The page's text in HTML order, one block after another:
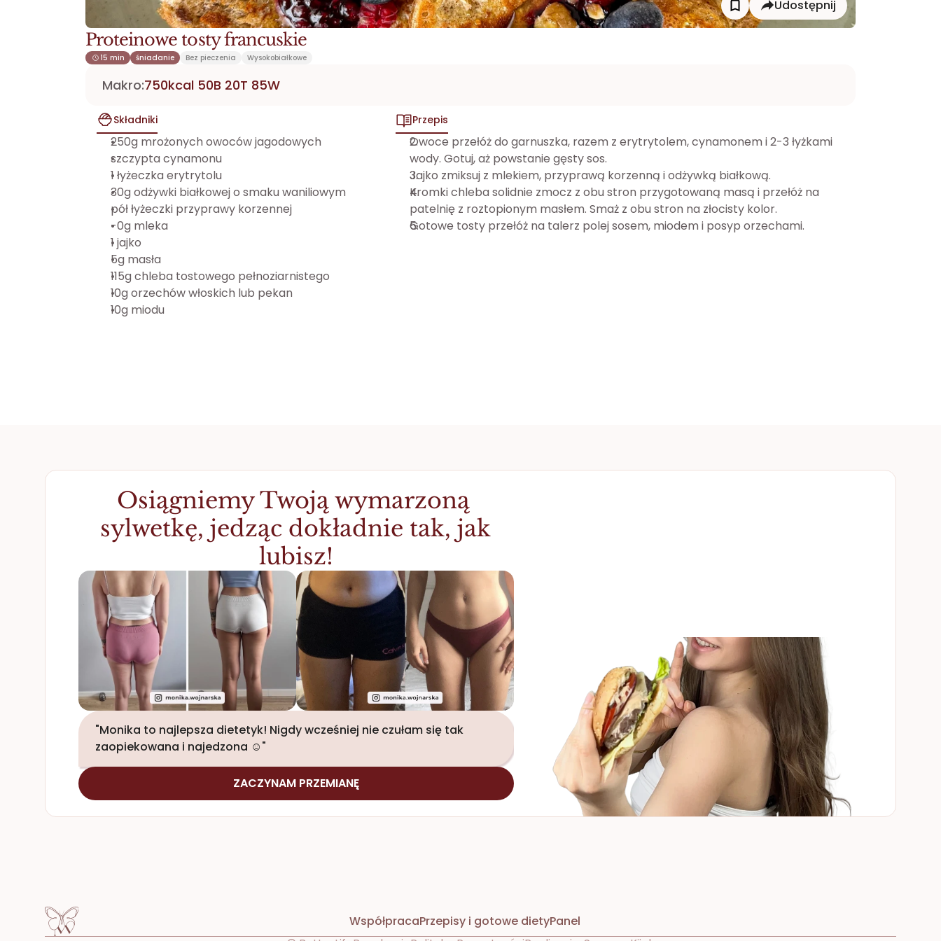
Udostępnij
Proteinowe tosty francuskie
15 min śniadanie Bez pieczenia Wysokobiałkowe
Makro:750kcal 50B 20T 85W
Składniki
250g mrożonych owoców jagodowych
szczypta cynamonu
1 łyżeczka erytrytolu
30g odżywki białkowej o smaku waniliowym
pół łyżeczki przyprawy korzennej
-0g mleka
1 jajko
5g masła
115g chleba tostowego pełnoziarnistego
10g orzechów włoskich lub pekan
10g miodu
Przepis
Owoce przełóż do garnuszka, razem z erytrytolem, cynamonem i 2-3 łyżkami
wody. Gotuj, aż powstanie gęsty sos.
Jajko zmiksuj z mlekiem, przyprawą korzenną i odżywką białkową.
Kromki chleba solidnie zmocz z obu stron przygotowaną masą i przełóż na
patelnię z roztopionym masłem. Smaż z obu stron na złocisty kolor.
Gotowe tosty przełóż na talerz polej sosem, miodem i posyp orzechami.
Osiągniemy Twoją wymarzoną
sylwetkę, jedząc dokładnie tak, jak
lubisz!
"Monika to najlepsza dietetyk! Nigdy wcześniej nie czułam się tak
zaopiekowana i najedzona ☺️"
ZACZYNAM PRZEMIANĘ
WspółpracaPrzepisy i gotowe dietyPanel